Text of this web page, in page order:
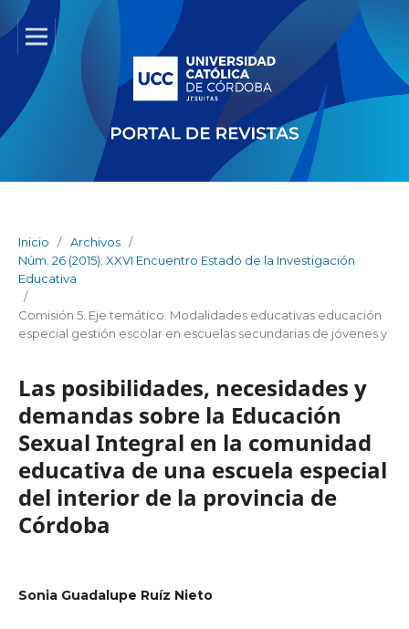
Inicio / Archivos /
Núm. 26 (2015): XXVI Encuentro Estado de la Investigación
Educativa
/
Comisión 5. Eje temático. Modalidades educativas educación
especial gestión escolar en escuelas secundarias de jóvenes y
Las posibilidades, necesidades y
demandas sobre la Educación
Sexual Integral en la comunidad
educativa de una escuela especial
del interior de la provincia de
Córdoba
Sonia Guadalupe Ruíz Nieto